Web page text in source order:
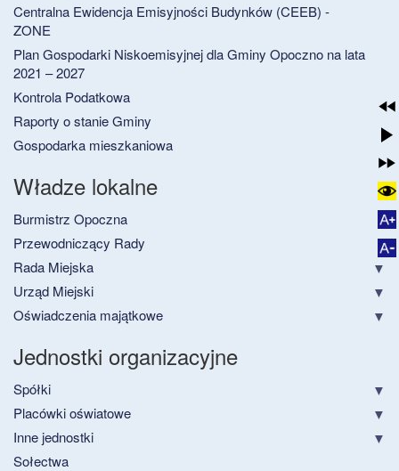
Centralna Ewidencja Emisyjności Budynków (CEEB) -
ZONE
Plan Gospodarki Niskoemisyjnej dla Gminy Opoczno na lata
2021 – 2027
Kontrola Podatkowa
Raporty o stanie Gminy
Gospodarka mieszkaniowa
Władze lokalne
Burmistrz Opoczna
Przewodniczący Rady
Rada Miejska
Urząd Miejski
Oświadczenia majątkowe
Jednostki organizacyjne
Spółki
Placówki oświatowe
Inne jednostki
Sołectwa